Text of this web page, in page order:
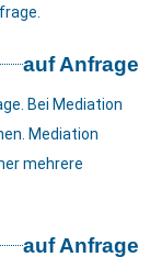
auf Anfrage
Bei Mediation
Mediation
mehrere
auf Anfrage